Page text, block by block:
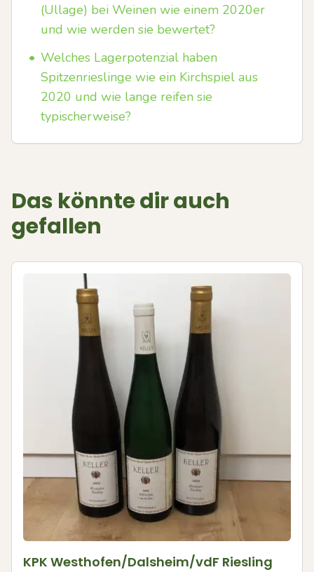
(Ullage) bei Weinen wie einem 2020er
und wie werden sie bewertet?
• Welches Lagerpotenzial haben
Spitzenrieslinge wie ein Kirchspiel aus
2020 und wie lange reifen sie
typischerweise?
Das könnte dir auch
gefallen
KPK Westhofen/Dalsheim/vdF Riesling